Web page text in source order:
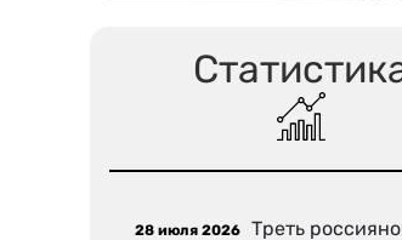
28 июля 2026 Треть